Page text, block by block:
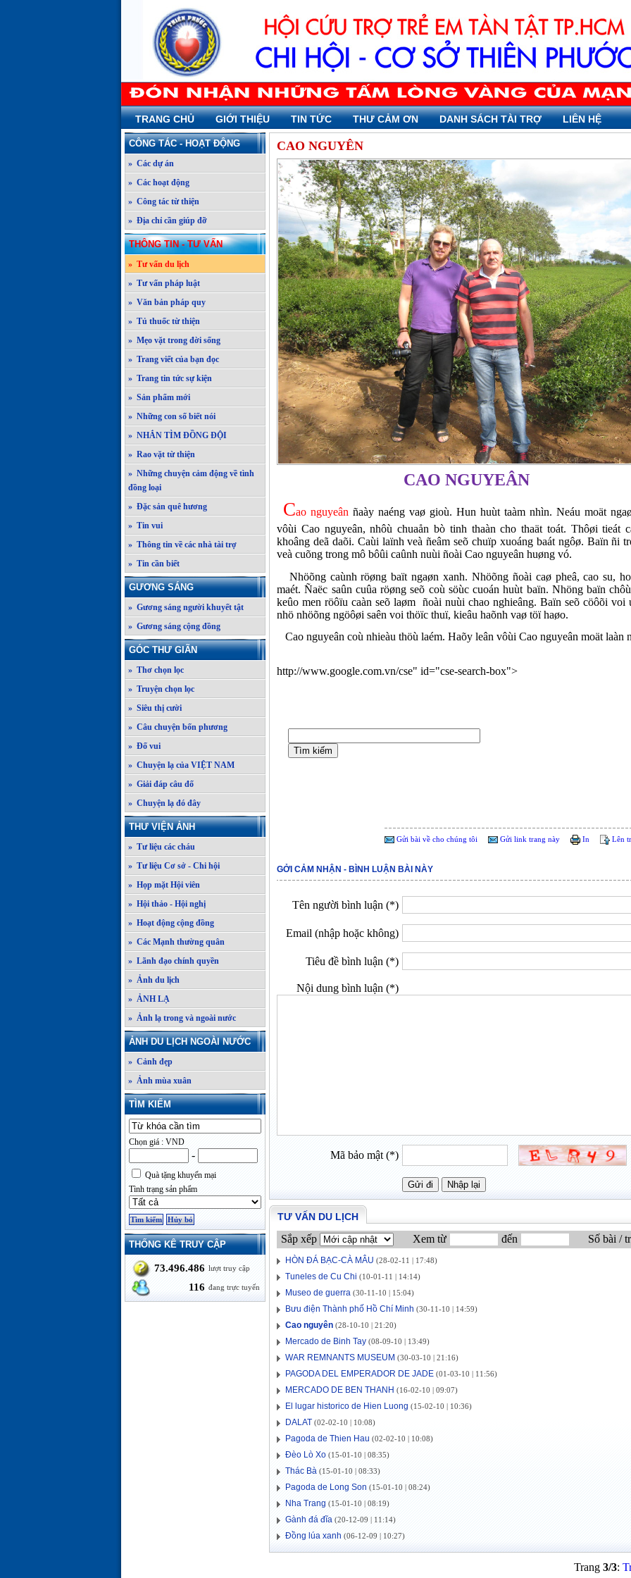
TRANG CHỦ GIỚI THIỆU TIN TỨC THƯ CẢM ƠN DANH SÁCH TÀI TRỢ LIÊN HỆ
CÔNG TÁC - HOẠT ĐỘNG
» Các dự án
» Các hoạt động
» Công tác từ thiện
» Địa chỉ cần giúp đỡ
THÔNG TIN - TƯ VẤN
» Tư vấn du lịch
» Tư vấn pháp luật
» Văn bản pháp quy
» Tủ thuốc từ thiện
» Mẹo vặt trong đời sống
» Trang viết của bạn đọc
» Trang tin tức sự kiện
» Sản phẩm mới
» Những con số biết nói
» NHẮN TÌM ĐỒNG ĐỘI
» Rao vặt từ thiện
» Những chuyện cảm động về tình
đồng loại
» Đặc sản quê hương
» Tin vui
» Thông tin về các nhà tài trợ
» Tin cần biết
GƯƠNG SÁNG
» Gương sáng người khuyết tật
» Gương sáng cộng đồng
GÓC THƯ GIÃN
» Thơ chọn lọc
» Truyện chọn lọc
» Siêu thị cười
» Câu chuyện bốn phương
» Đố vui
» Chuyện lạ của VIỆT NAM
» Giải đáp câu đố
» Chuyện lạ đó đây
THƯ VIỆN ẢNH
» Tư liệu các cháu
» Tư liệu Cơ sở - Chi hội
» Họp mặt Hội viên
» Hội thảo - Hội nghị
» Hoạt động cộng đồng
» Các Mạnh thường quân
» Lãnh đạo chính quyền
» Ảnh du lịch
» ẢNH LẠ
» Ảnh lạ trong và ngoài nước
ẢNH DU LỊCH NGOÀI NƯỚC
» Cảnh đẹp
» Ảnh mùa xuân
TÌM KIẾM
Chọn giá : VND
-
Quà tặng khuyến mại
Tình trạng sản phẩm
THỐNG KÊ TRUY CẬP
73.496.486 lượt truy cập
116 đang trực tuyến
CAO NGUYÊN
CAO NGUYEÂN
Cao nguyeân ñaày naéng vaø gioù. Hun huùt taàm nhìn. Neáu moät
vôùi Cao nguyeân, nhôù chuaån bò tinh thaàn cho thaät toát. Thôøi tieát
khoâng deã daõi. Caùi laïnh veà ñeâm seõ chuïp xuoáng baát ngôø. Baïn ñi
veà cuõng trong mô bôûi caûnh nuùi ñoài Cao nguyeân huøng vó.
Nhöõng caùnh röøng baït ngaøn xanh. Nhöõng ñoài caø pheâ, cao su,
maét. Ñaëc saûn cuûa röøng seõ coù söùc cuoán huùt baïn. Nhöng baïn
keûo men röôïu caàn seõ laøm ñoài nuùi chao nghieâng. Baïn seõ cöôõi voi
nhö nhöõng ngöôøi saên voi thöïc thuï, kieâu haõnh vaø töï haøo.
Cao nguyeân coù nhieàu thöù laém. Haõy leân vôùi Cao nguyeân moät laàn
http://www.google.com.vn/cse" id="cse-search-box">
Gửi bài về cho chúng tôi Gửi link trang này In Lên
GỞI CẢM NHẬN - BÌNH LUẬN BÀI NÀY
Tên người bình luận (*)
Email (nhập hoặc không)
Tiêu đề bình luận (*)
Nội dung bình luận (*)
Mã bảo mật (*)
TƯ VẤN DU LỊCH
Sắp xếp Xem từ đến Số bài /
HÒN ĐÁ BẠC-CÀ MÂU (28-02-11 | 17:48)
Tuneles de Cu Chi (10-01-11 | 14:14)
Museo de guerra (30-11-10 | 15:04)
Bưu điện Thành phố Hồ Chí Minh (30-11-10 | 14:59)
Cao nguyên (28-10-10 | 21:20)
Mercado de Binh Tay (08-09-10 | 13:49)
WAR REMNANTS MUSEUM (30-03-10 | 21:16)
PAGODA DEL EMPERADOR DE JADE (01-03-10 | 11:56)
MERCADO DE BEN THANH (16-02-10 | 09:07)
El lugar historico de Hien Luong (15-02-10 | 10:36)
DALAT (02-02-10 | 10:08)
Pagoda de Thien Hau (02-02-10 | 10:08)
Đèo Lò Xo (15-01-10 | 08:35)
Thác Bà (15-01-10 | 08:33)
Pagoda de Long Son (15-01-10 | 08:24)
Nha Trang (15-01-10 | 08:19)
Gành đá đĩa (20-12-09 | 11:14)
Đồng lúa xanh (06-12-09 | 10:27)
Trang 3/3: